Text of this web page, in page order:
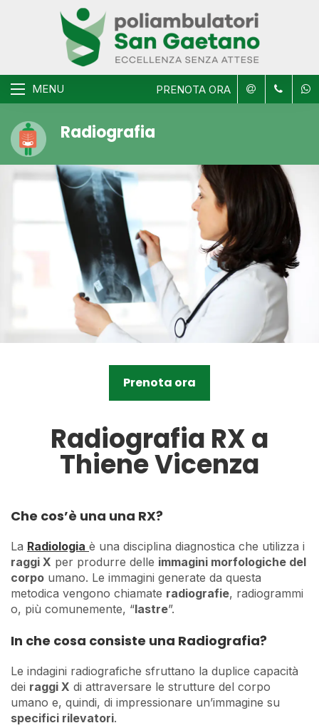
Radiografia
Prenota ora
Radiografia RX a
Thiene Vicenza
Che cos’è una una RX?
La Radiologia è una disciplina diagnostica che utilizza i
raggi X per produrre delle immagini morfologiche del
corpo umano. Le immagini generate da questa
metodica vengono chiamate radiografie, radiogrammi
o, più comunemente, “lastre”.
In che cosa consiste una Radiografia?
Le indagini radiografiche sfruttano la duplice capacità
dei raggi X di attraversare le strutture del corpo
umano e, quindi, di impressionare un’immagine su
specifici rilevatori.
MENU PRENOTA ORA